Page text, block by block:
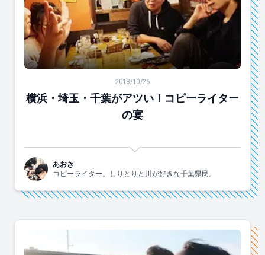
2018/10/26
横浜・埼玉・千葉がアツい！コピーライター
の宴
あおき
コピーライター。しりとりと川が好きな千葉県民。